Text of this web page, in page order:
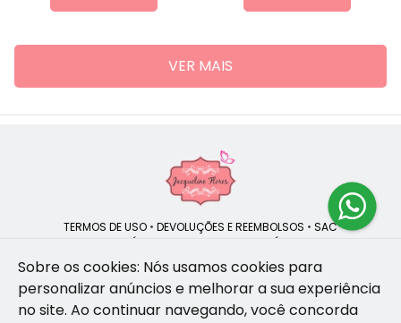
VER MAIS
TERMOS DE USO • DEVOLUÇÕES E REEMBOLSOS • SAC
POLÍTICA DE PRIVACIDADE POLÍTICA DE COOKIES
Jacqueline Flores | CNPJ: 47.335.418/0001-13
Sobre os cookies: Nós usamos cookies para
personalizar anúncios e melhorar a sua experiência
no site. Ao continuar navegando, você concorda